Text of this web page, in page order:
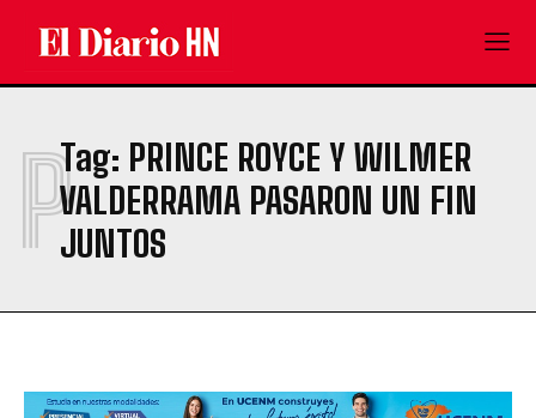
Tag: PRINCE ROYCE Y WILMER
VALDERRAMA PASARON UN FIN
JUNTOS
P